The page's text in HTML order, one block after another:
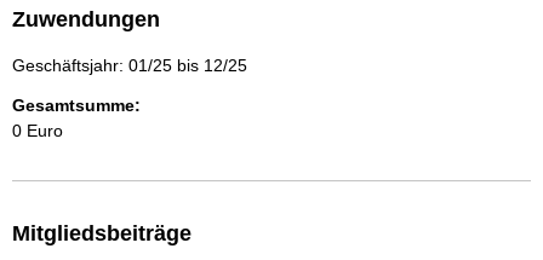
Zuwendungen
Geschäftsjahr: 01/25 bis 12/25
Gesamtsumme:
0 Euro
Mitgliedsbeiträge